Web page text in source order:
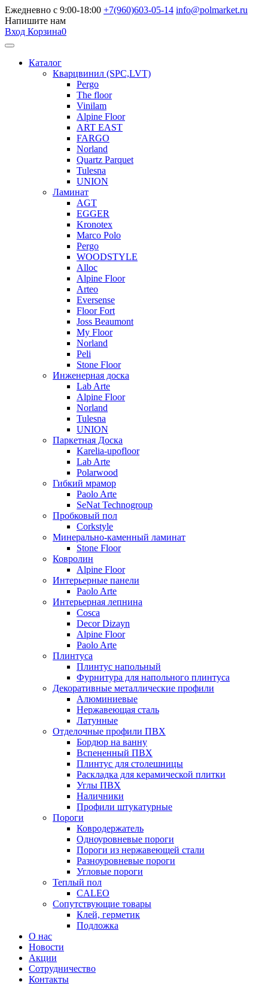
Ежедневно с 9:00-18:00 +7(960)603-05-14 info@polmarket.ru
Напишите нам
Вход Корзина0
Каталог
Кварцвинил (SPC,LVT)
Pergo
The floor
Vinilam
Alpine Floor
ART EAST
FARGO
Norland
Quartz Parquet
Tulesna
UNION
Ламинат
AGT
EGGER
Kronotex
Marco Polo
Pergo
WOODSTYLE
Alloc
Alpine Floor
Arteo
Eversense
Floor Fort
Joss Beaumont
My Floor
Norland
Peli
Stone Floor
Инженерная доска
Lab Arte
Alpine Floor
Norland
Tulesna
UNION
Паркетная Доска
Karelia-upofloor
Lab Arte
Polarwood
Гибкий мрамор
Paolo Arte
SeNat Technogroup
Пробковый пол
Corkstyle
Минерально-каменный ламинат
Stone Floor
Ковролин
Alpine Floor
Интерьерные панели
Paolo Arte
Интерьерная лепнина
Cosca
Decor Dizayn
Alpine Floor
Paolo Arte
Плинтуса
Плинтус напольный
Фурнитура для напольного плинтуса
Декоративные металлические профили
Алюминиевые
Нержавеющая сталь
Латунные
Отделочные профили ПВХ
Бордюр на ванну
Вспененный ПВХ
Плинтус для столешницы
Раскладка для керамической плитки
Углы ПВХ
Наличники
Профили штукатурные
Пороги
Ковродержатель
Одноуровневые пороги
Пороги из нержавеющей стали
Разноуровневые пороги
Угловые пороги
Теплый пол
CALEO
Сопутствующие товары
Клей, герметик
Подложка
О нас
Новости
Акции
Сотрудничество
Контакты